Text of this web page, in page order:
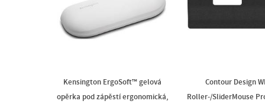
Kensington ErgoSoft™ gelová
opěrka pod zápěstí ergonomická,
Contour Design
Roller-/SliderMouse